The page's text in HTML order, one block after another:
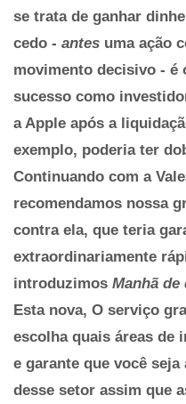
se trata de ganhar
cedo - antes uma ação
movimento decisivo - é
sucesso como
a Apple após a
exemplo, poderia ter
Continuando com a
recomendamos nossa
contra ela, que teria
extraordinariamente
introduzimos Manhã
Esta nova, O serviço
escolha quais áreas de
e garante que você
desse setor assim que